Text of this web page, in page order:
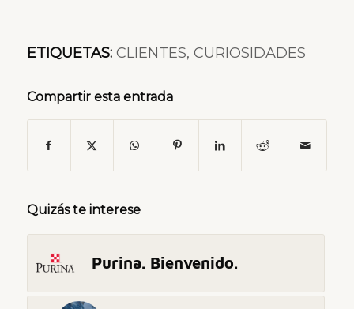
ETIQUETAS: CLIENTES, CURIOSIDADES
Compartir esta entrada
Quizás te interese
Purina. Bienvenido.